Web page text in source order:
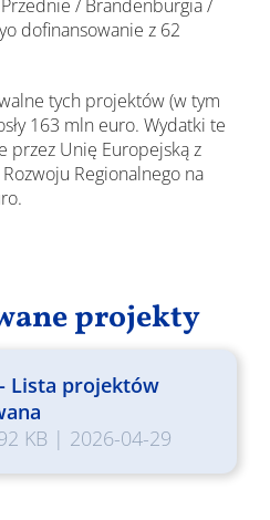
/ Brandenburgia /
dofinansowanie z 62
tych projektów (w tym
163 mln euro. Wydatki te
przez Unię Europejską z
Regionalnego na
projekty
Lista projektów
KB | 2026-04-29